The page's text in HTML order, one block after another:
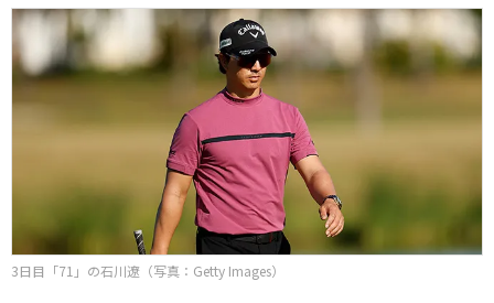
3日目「71」の石川遼（写真：Getty Images）